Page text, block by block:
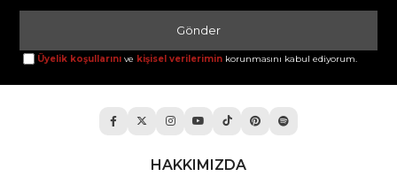
Gönder
Üyelik koşullarını ve kişisel verilerimin korunmasını kabul ediyorum.
HAKKIMIZDA